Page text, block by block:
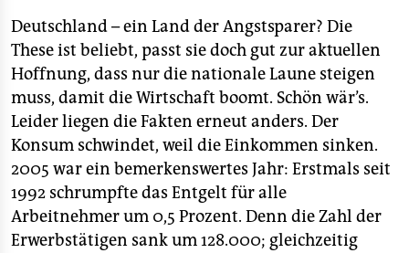
Deutschland – ein Land der Angstsparer? Die
These ist beliebt, passt sie doch gut zur aktuellen
Hoffnung, dass nur die nationale Laune steigen
muss, damit die Wirtschaft boomt. Schön wär’s.
Leider liegen die Fakten erneut anders. Der
Konsum schwindet, weil die Einkommen sinken.
2005 war ein bemerkenswertes Jahr: Erstmals seit
1992 schrumpfte das Entgelt für alle
Arbeitnehmer um 0,5 Prozent. Denn die Zahl der
Erwerbstätigen sank um 128.000; gleichzeitig